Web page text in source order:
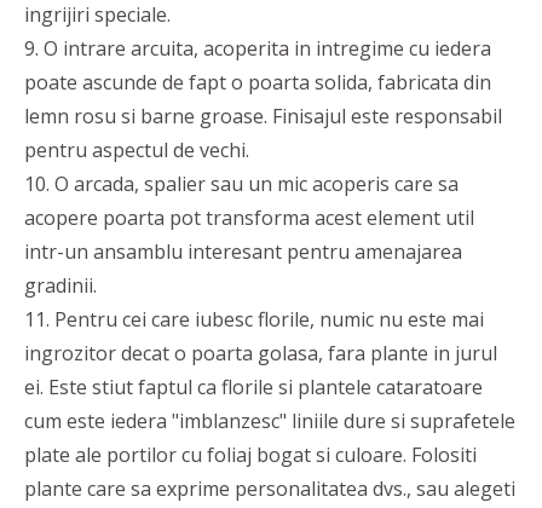
ingrijiri speciale.
9. O intrare arcuita, acoperita in intregime cu iedera
poate ascunde de fapt o poarta solida, fabricata din
lemn rosu si barne groase. Finisajul este responsabil
pentru aspectul de vechi.
10. O arcada, spalier sau un mic acoperis care sa
acopere poarta pot transforma acest element util
intr-un ansamblu interesant pentru amenajarea
gradinii.
11. Pentru cei care iubesc florile, numic nu este mai
ingrozitor decat o poarta golasa, fara plante in jurul
ei. Este stiut faptul ca florile si plantele cataratoare
cum este iedera "imblanzesc" liniile dure si suprafetele
plate ale portilor cu foliaj bogat si culoare. Folositi
plante care sa exprime personalitatea dvs., sau alegeti